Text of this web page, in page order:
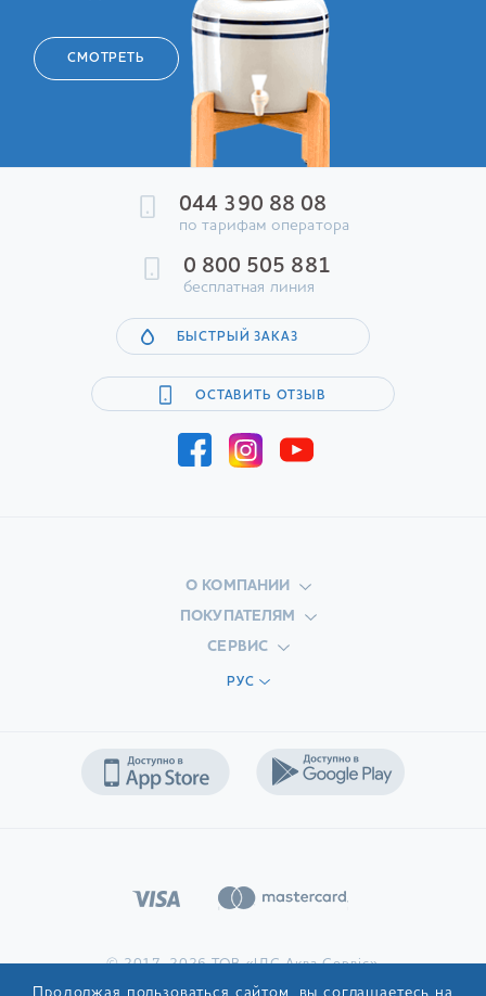
СМОТРЕТЬ
044 390 88 08
по тарифам оператора
0 800 505 881
бесплатная линия
БЫСТРЫЙ ЗАКАЗ
ОСТАВИТЬ ОТЗЫВ
О КОМПАНИИ
ПОКУПАТЕЛЯМ
СЕРВИС
РУС
© 2017-2026 ТОВ «ІДС Аква Сервіс»
Продолжая пользоваться сайтом, вы соглашаетесь на